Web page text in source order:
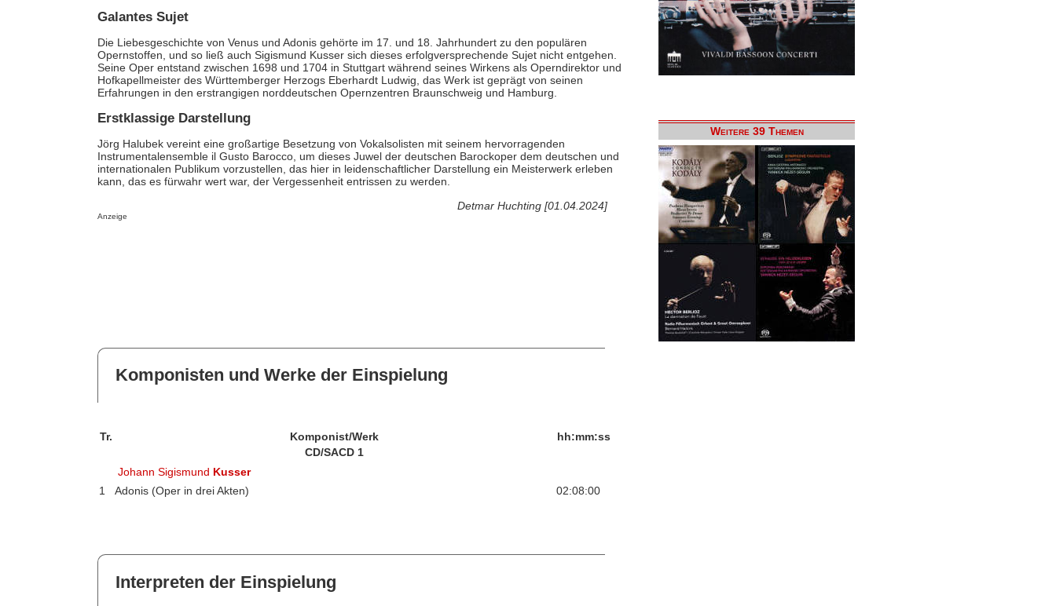
Galantes Sujet
Die Liebesgeschichte von Venus und Adonis gehörte im 17. und 18. Jahrhundert zu den populären
Opernstoffen, und so ließ auch Sigismund Kusser sich dieses erfolgversprechende Sujet nicht entgehen.
Seine Oper entstand zwischen 1698 und 1704 in Stuttgart während seines Wirkens als Operndirektor und
Hofkapellmeister des Württemberger Herzogs Eberhardt Ludwig, das Werk ist geprägt von seinen
Erfahrungen in den erstrangigen norddeutschen Opernzentren Braunschweig und Hamburg.
Erstklassige Darstellung
Jörg Halubek vereint eine großartige Besetzung von Vokalsolisten mit seinem hervorragenden
Instrumentalensemble il Gusto Barocco, um dieses Juwel der deutschen Barockoper dem deutschen und
internationalen Publikum vorzustellen, das hier in leidenschaftlicher Darstellung ein Meisterwerk erleben
kann, das es fürwahr wert war, der Vergessenheit entrissen zu werden.
Detmar Huchting [01.04.2024]
Anzeige
Komponisten und Werke der Einspielung
Tr. Komponist/Werk
hh:mm:ss
CD/SACD 1
Johann Sigismund Kusser
1
Adonis (Oper in drei Akten) 02:08:00
Interpreten der Einspielung
Weitere 39 Themen